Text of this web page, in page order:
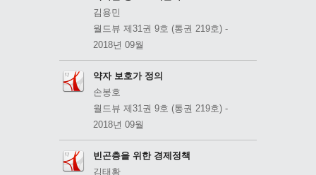
김용민
월드뷰 제31권 9호 (통권 219호) -
2018년 09월
약자 보호가 정의
손봉호
월드뷰 제31권 9호 (통권 219호) -
2018년 09월
빈곤층을 위한 경제정책
김태황